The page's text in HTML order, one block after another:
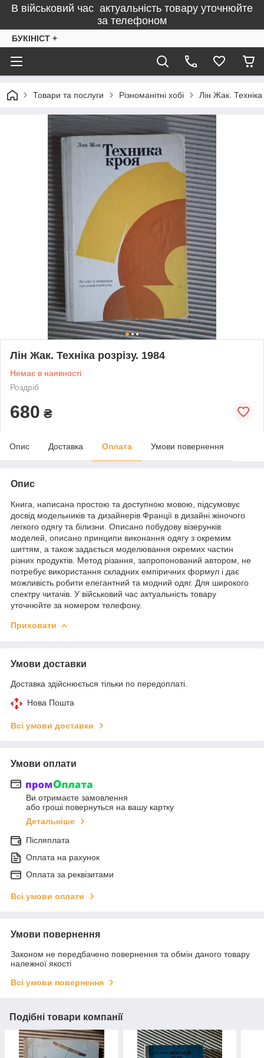
В військовий час актуальність товару уточнюйте
за телефоном
БУКІНІСТ +
Товари та послуги Різноманітні хобі Лін Жак.
Лін Жак. Техніка розрізу. 1984
Немає в наявності
Роздріб
680 ₴
Опис Доставка Оплата Умови повернення
Опис
Книга, написана простою та доступною мовою, підсумовує
досвід модельників та дизайнерів Франції в дизайні жіночого
легкого одягу та білизни. Описано побудову візерунків
моделей, описано принципи виконання одягу з окремим
шиттям, а також задається моделювання окремих частин
різних продуктів. Метод різання, запропонований автором, не
потребує використання складних емпіричних формул і дає
можливість робити елегантний та модний одяг. Для широкого
спектру читачів. У військовий час актуальність товару
уточнюйте за номером телефону.
Приховати
Умови доставки
Доставка здійснюється тільки по передоплаті.
Нова Пошта
Всі умови доставки
Умови оплати
Ви отримаєте замовлення
або гроші повернуться на вашу картку
Детальніше
Післяплата
Оплата на рахунок
Оплата за реквізитами
Всі умови оплати
Умови повернення
Законом не передбачено повернення та обмін даного товару
належної якості
Всі умови повернення
Подібні товари компанії